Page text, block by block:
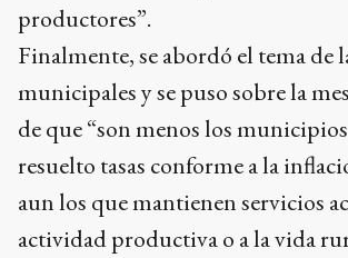
productores”.
Finalmente, se abordó el tema de
municipales y se puso sobre la
de que “son menos los
resuelto tasas conforme a la
aun los que mantienen servicios
actividad productiva o a la vida